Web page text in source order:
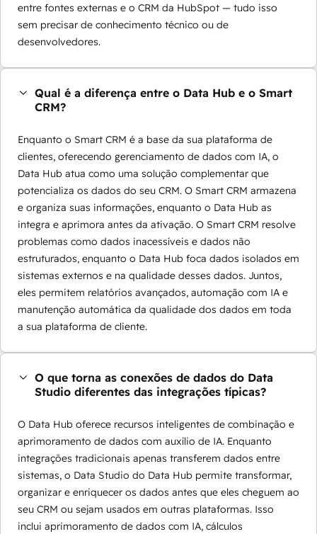
entre fontes externas e o CRM da HubSpot — tudo isso
sem precisar de conhecimento técnico ou de
desenvolvedores.
Qual é a diferença entre o Data Hub e o Smart
CRM?
Enquanto o Smart CRM é a base da sua plataforma de
clientes, oferecendo gerenciamento de dados com IA, o
Data Hub atua como uma solução complementar que
potencializa os dados do seu CRM. O Smart CRM armazena
e organiza suas informações, enquanto o Data Hub as
integra e aprimora antes da ativação. O Smart CRM resolve
problemas como dados inacessíveis e dados não
estruturados, enquanto o Data Hub foca dados isolados em
sistemas externos e na qualidade desses dados. Juntos,
eles permitem relatórios avançados, automação com IA e
manutenção automática da qualidade dos dados em toda
a sua plataforma de cliente.
O que torna as conexões de dados do Data
Studio diferentes das integrações típicas?
O Data Hub oferece recursos inteligentes de combinação e
aprimoramento de dados com auxílio de IA. Enquanto
integrações tradicionais apenas transferem dados entre
sistemas, o Data Studio do Data Hub permite transformar,
organizar e enriquecer os dados antes que eles cheguem ao
seu CRM ou sejam usados em outras plataformas. Isso
inclui aprimoramento de dados com IA, cálculos